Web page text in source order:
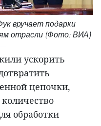
вручает подарки
отрасли (Фото: ВИА)
ускорить
цепочки,
обработки